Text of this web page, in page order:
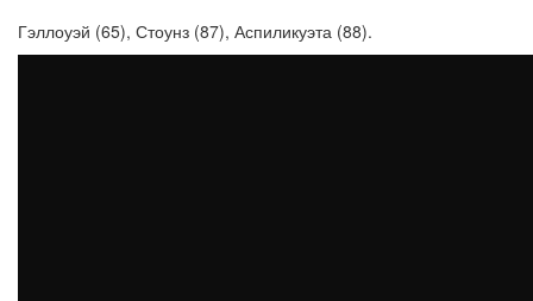
Гэллоуэй (65), Стоунз (87), Аспиликуэта (88).